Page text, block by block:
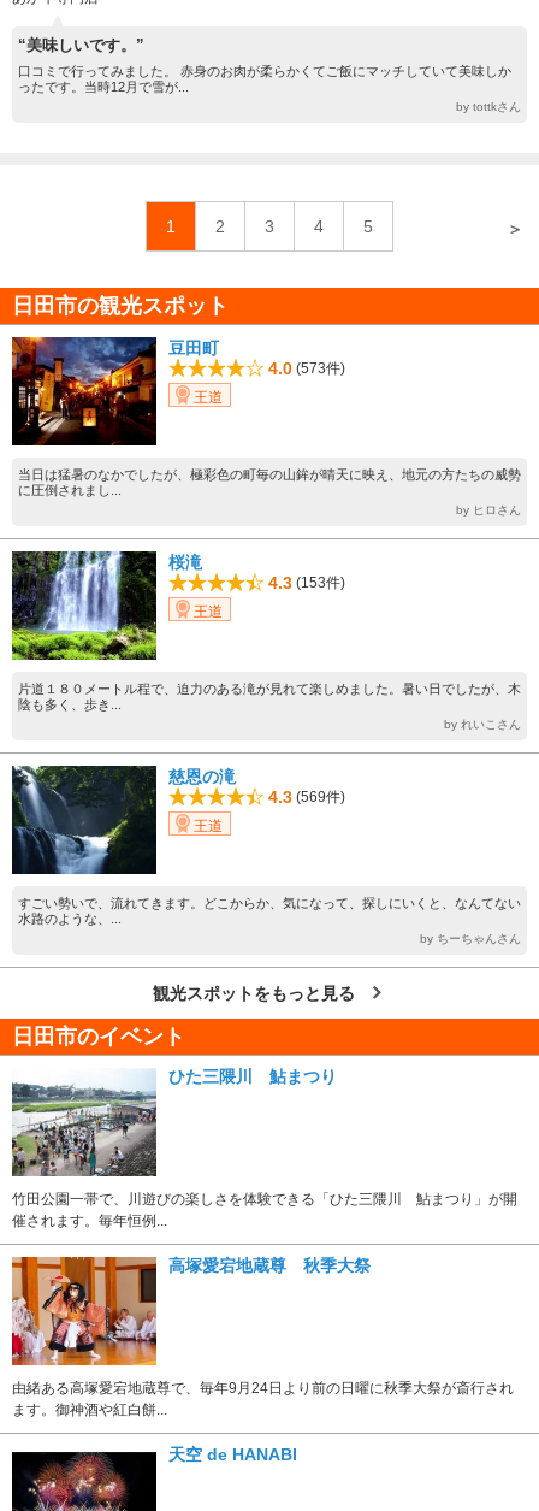
“美味しいです。”
口コミで行ってみました。 赤身のお肉が柔らかくてご飯にマッチしていて美味しか
ったです。当時12月で雪が...
by tottkさん
1 2 3 4 5 ＞
日田市の観光スポット
豆田町
4.0 (573件)
王道
当日は猛暑のなかでしたが、極彩色の町毎の山鉾が晴天に映え、地元の方たちの威勢
に圧倒されまし...
by ヒロさん
桜滝
4.3 (153件)
王道
片道１８０メートル程で、迫力のある滝が見れて楽しめました。暑い日でしたが、木
陰も多く、歩き...
by れいこさん
慈恩の滝
4.3 (569件)
王道
すごい勢いで、流れてきます。どこからか、気になって、探しにいくと、なんてない
水路のような、...
by ちーちゃんさん
観光スポットをもっと見る
日田市のイベント
ひた三隈川 鮎まつり
竹田公園一帯で、川遊びの楽しさを体験できる「ひた三隈川 鮎まつり」が開
催されます。毎年恒例...
高塚愛宕地蔵尊 秋季大祭
由緒ある高塚愛宕地蔵尊で、毎年9月24日より前の日曜に秋季大祭が斎行され
ます。御神酒や紅白餅...
天空 de HANABI